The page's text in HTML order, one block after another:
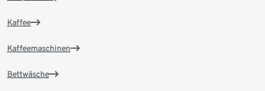
Kaffee
Kaffeemaschinen
Bettwäsche